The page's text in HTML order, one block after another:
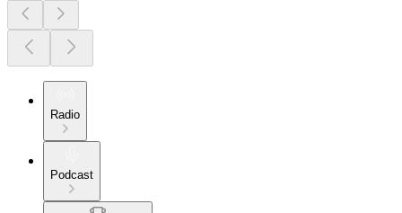
Radio
Podcast